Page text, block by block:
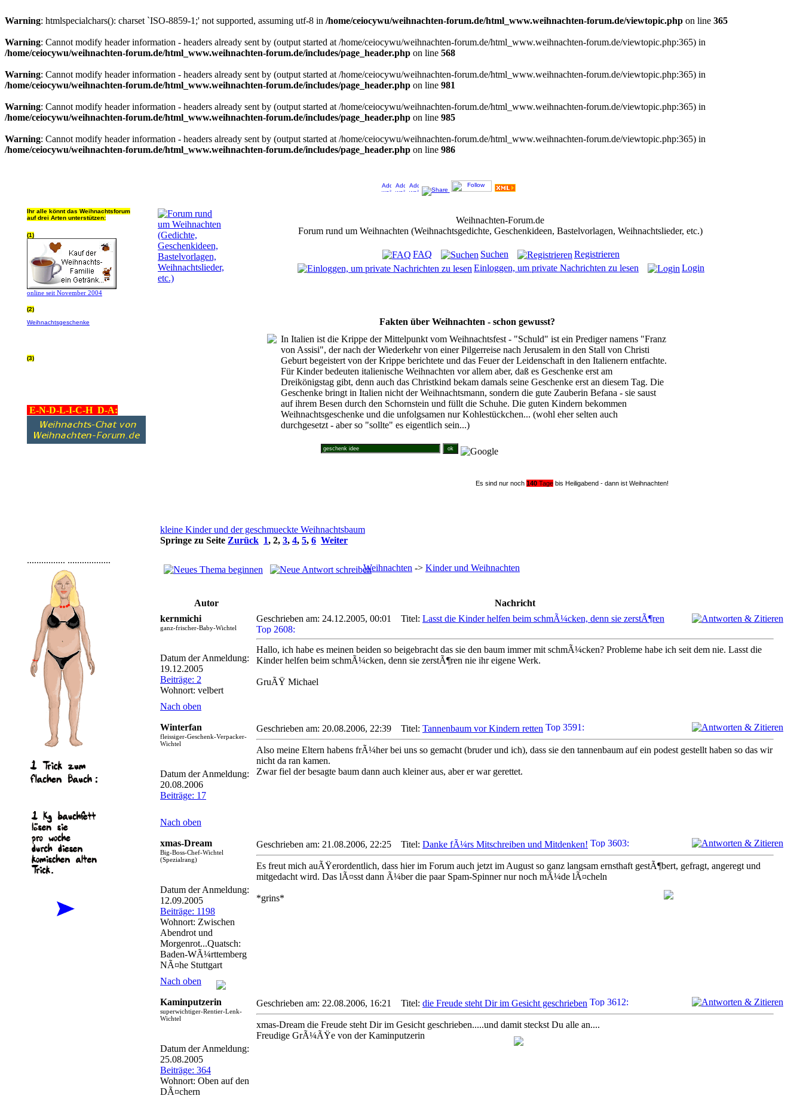
Warning: htmlspecialchars(): charset `ISO-8859-1;' not supported, assuming utf-8 in /home/ceiocywu/weihnachten-forum.de/html_www.weihnachten-forum.de/viewtopic.php on line 365
Warning: Cannot modify header information - headers already sent by (output started at /home/ceiocywu/weihnachten-forum.de/html_www.weihnachten-forum.de/viewtopic.php:365) in
/home/ceiocywu/weihnachten-forum.de/html_www.weihnachten-forum.de/includes/page_header.php on line 568
Warning: Cannot modify header information - headers already sent by (output started at /home/ceiocywu/weihnachten-forum.de/html_www.weihnachten-forum.de/viewtopic.php:365) in
/home/ceiocywu/weihnachten-forum.de/html_www.weihnachten-forum.de/includes/page_header.php on line 981
Warning: Cannot modify header information - headers already sent by (output started at /home/ceiocywu/weihnachten-forum.de/html_www.weihnachten-forum.de/viewtopic.php:365) in
/home/ceiocywu/weihnachten-forum.de/html_www.weihnachten-forum.de/includes/page_header.php on line 985
Warning: Cannot modify header information - headers already sent by (output started at /home/ceiocywu/weihnachten-forum.de/html_www.weihnachten-forum.de/viewtopic.php:365) in
/home/ceiocywu/weihnachten-forum.de/html_www.weihnachten-forum.de/includes/page_header.php on line 986
Ihr alle könnt das Weihnachtsforum
auf drei Arten unterstützen:
(1)
online seit November 2004
(2)
Weihnachtsgeschenke
(3)
E-N-D-L-I-C-H D-A:
................ ..................
Weihnachten-Forum.de
Forum rund um Weihnachten (Weihnachtsgedichte, Geschenkideen, Bastelvorlagen, Weihnachtslieder, etc.)
FAQ Suchen
Registrieren
Einloggen, um private Nachrichten zu lesen
Login
Fakten über Weihnachten - schon gewusst?
In Italien ist die Krippe der Mittelpunkt vom Weihnachtsfest - "Schuld" ist ein Prediger namens "Franz
von Assisi", der nach der Wiederkehr von einer Pilgerreise nach Jerusalem in den Stall von Christi
Geburt begeistert von der Krippe berichtete und das Feuer der Leidenschaft in den Italienern entfachte.
Für Kinder bedeuten italienische Weihnachten vor allem aber, daß es Geschenke erst am
Dreikönigstag gibt, denn auch das Christkind bekam damals seine Geschenke erst an diesem Tag. Die
Geschenke bringt in Italien nicht der Weihnachtsmann, sondern die gute Zauberin Befana - sie saust
auf ihrem Besen durch den Schornstein und füllt die Schuhe. Die guten Kindern bekommen
Weihnachtsgeschenke und die unfolgsamen nur Kohlestückchen... (wohl eher selten auch
durchgesetzt - aber so "sollte" es eigentlich sein...)
Es sind nur noch 140 Tage bis Heiligabend - dann ist Weihnachten!
kleine Kinder und der geschmueckte Weihnachtsbaum
Springe zu Seite Zurück 1, 2, 3, 4, 5, 6 Weiter
Weihnachten -> Kinder und Weihnachten
Autor
Nachricht
kernmichi
ganz-frischer-Baby-Wichtel
Datum der Anmeldung:
19.12.2005
Beiträge: 2
Wohnort: velbert
Geschrieben am: 24.12.2005, 00:01 Titel: Lasst die Kinder helfen beim schmÃ¼cken, denn sie zerstÃ¶ren
Hallo, ich habe es meinen beiden so beigebracht das sie den baum immer mit schmÃ¼cken? Probleme habe ich seit dem nie. Lasst die
Kinder helfen beim schmÃ¼cken, denn sie zerstÃ¶ren nie ihr eigene Werk.
GruÃŸ Michael
Nach oben
Winterfan
fleissiger-Geschenk-Verpacker-
Wichtel
Datum der Anmeldung:
20.08.2006
Beiträge: 17
Geschrieben am: 20.08.2006, 22:39 Titel: Tannenbaum vor Kindern retten
Also meine Eltern habens frÃ¼her bei uns so gemacht (bruder und ich), dass sie den tannenbaum auf ein podest gestellt haben so das wir
nicht da ran kamen.
Zwar fiel der besagte baum dann auch kleiner aus, aber er war gerettet.
Nach oben
xmas-Dream
Big-Boss-Chef-Wichtel
(Spezialrang)
Datum der Anmeldung:
12.09.2005
Beiträge: 1198
Wohnort: Zwischen
Abendrot und
Morgenrot...Quatsch:
Baden-WÃ¼rttemberg
NÃ¤he Stuttgart
Geschrieben am: 21.08.2006, 22:25 Titel: Danke fÃ¼rs Mitschreiben und Mitdenken!
Es freut mich auÃŸerordentlich, dass hier im Forum auch jetzt im August so ganz langsam ernsthaft gestÃ¶bert, gefragt, angeregt und
mitgedacht wird. Das lÃ¤sst dann Ã¼ber die paar Spam-Spinner nur noch mÃ¼de lÃ¤cheln
*grins*
Nach oben
Kaminputzerin
superwichtiger-Rentier-Lenk-
Wichtel
Datum der Anmeldung:
25.08.2005
Beiträge: 364
Wohnort: Oben auf den
DÃ¤chern
Geschrieben am: 22.08.2006, 16:21 Titel: die Freude steht Dir im Gesicht geschrieben
xmas-Dream die Freude steht Dir im Gesicht geschrieben.....und damit steckst Du alle an....
Freudige GrÃ¼ÃŸe von der Kaminputzerin